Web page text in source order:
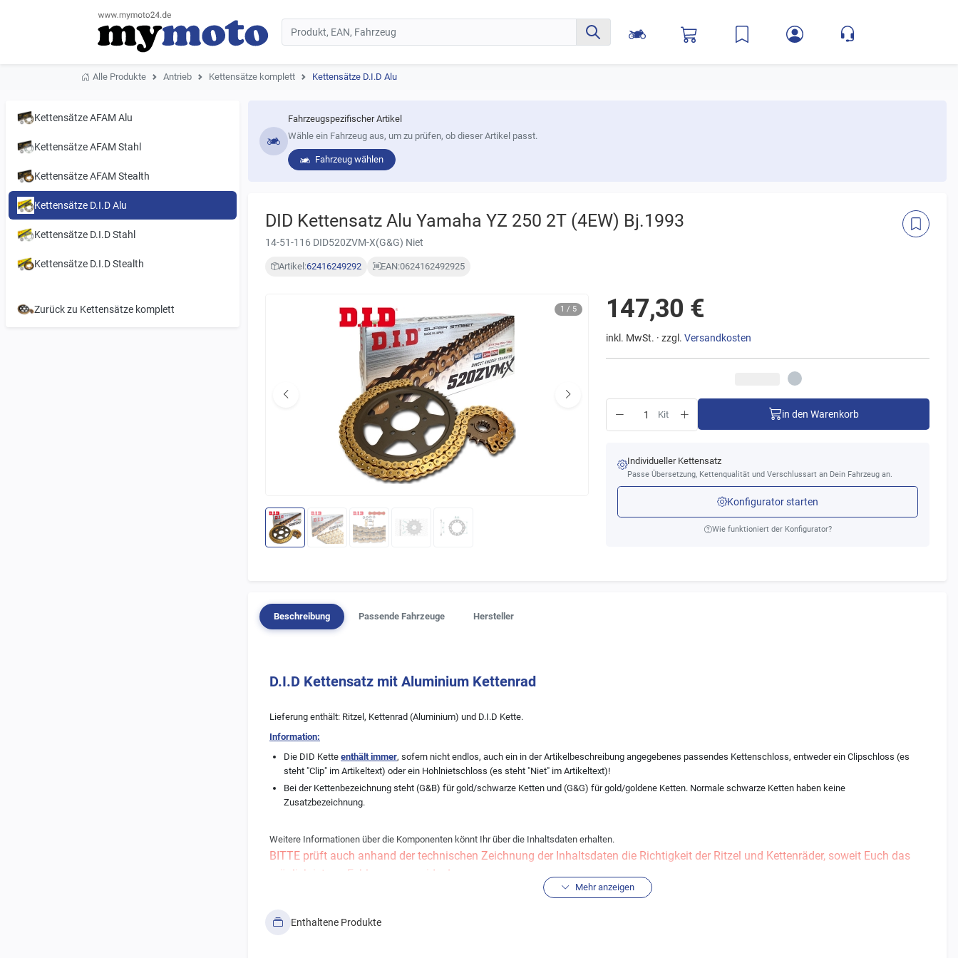
Alle Produkte Antrieb Kettensätze komplett Kettensätze D.I.D Alu
Kettensätze AFAM Alu
Kettensätze AFAM Stahl
Kettensätze AFAM Stealth
Kettensätze D.I.D Alu
Kettensätze D.I.D Stahl
Kettensätze D.I.D Stealth
Zurück zu Kettensätze komplett
Fahrzeugspezifischer Artikel
Wähle ein Fahrzeug aus, um zu prüfen, ob dieser Artikel passt.
Fahrzeug wählen
DID Kettensatz Alu Yamaha YZ 250 2T (4EW) Bj.1993
14-51-116 DID520ZVM-X(G&G) Niet
Artikel:62416249292 EAN:0624162492925
1 / 5 147,30 €
inkl. MwSt. · zzgl. Versandkosten
Kit in den Warenkorb
Individueller Kettensatz
Passe Übersetzung, Kettenqualität und Verschlussart an Dein Fahrzeug an.
Konfigurator starten
Wie funktioniert der Konfigurator?
Beschreibung Passende Fahrzeuge Hersteller
D.I.D Kettensatz mit Aluminium Kettenrad
Lieferung enthält: Ritzel, Kettenrad (Aluminium) und D.I.D Kette.
Information:
Die DID Kette enthält immer, sofern nicht endlos, auch ein in der Artikelbeschreibung angegebenes passendes Kettenschloss, entweder ein Clipschloss (es
steht "Clip" im Artikeltext) oder ein Hohlnietschloss (es steht "Niet" im Artikeltext)!
Bei der Kettenbezeichnung steht (G&B) für gold/schwarze Ketten und (G&G) für gold/goldene Ketten. Normale schwarze Ketten haben keine
Zusatzbezeichnung.
Weitere Informationen über die Komponenten könnt Ihr über die Inhaltsdaten erhalten.
BITTE prüft auch anhand der technischen Zeichnung der Inhaltsdaten die Richtigkeit der Ritzel und Kettenräder, soweit Euch das
möglich ist um Fehler zu vermeiden!
Alle Ritzel/Kettenräder werden in der Standardausführung geliefert! Sonderanfertigungen, wie Ritzel/Räder mit Schlammnuten etc.
Mehr anzeigen
Enthaltene Produkte